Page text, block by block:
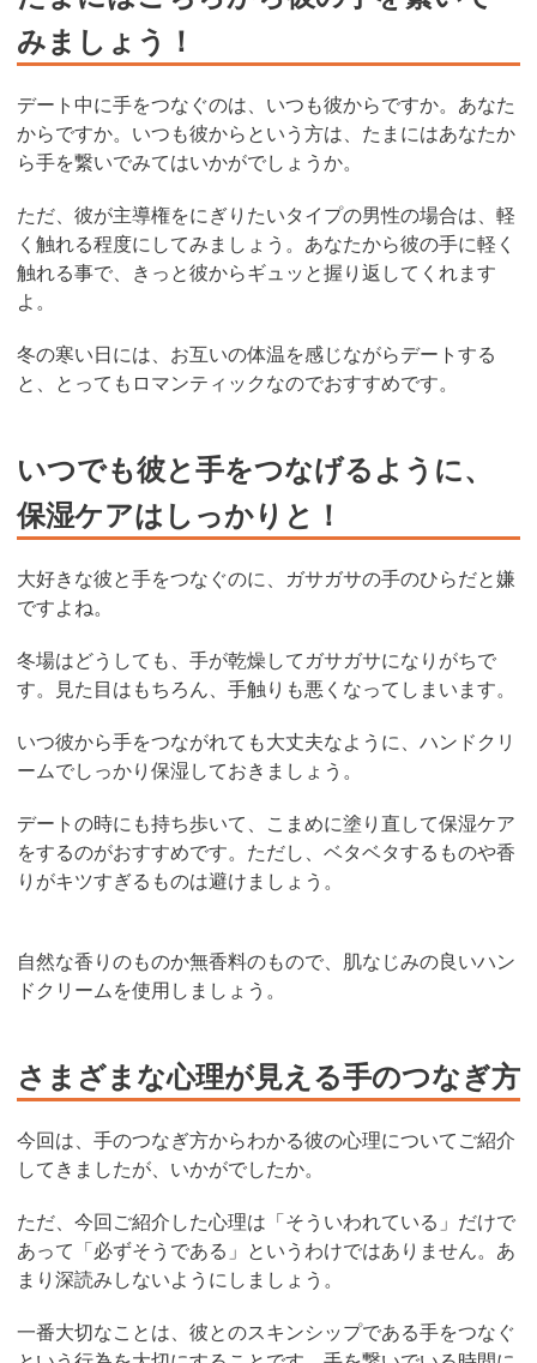
みましょう！
デート中に手をつなぐのは、いつも彼からですか。あなた
からですか。いつも彼からという方は、たまにはあなたか
ら手を繋いでみてはいかがでしょうか。
ただ、彼が主導権をにぎりたいタイプの男性の場合は、軽
く触れる程度にしてみましょう。あなたから彼の手に軽く
触れる事で、きっと彼からギュッと握り返してくれます
よ。
冬の寒い日には、お互いの体温を感じながらデートする
と、とってもロマンティックなのでおすすめです。
いつでも彼と手をつなげるように、
保湿ケアはしっかりと！
大好きな彼と手をつなぐのに、ガサガサの手のひらだと嫌
ですよね。
冬場はどうしても、手が乾燥してガサガサになりがちで
す。見た目はもちろん、手触りも悪くなってしまいます。
いつ彼から手をつながれても大丈夫なように、ハンドクリ
ームでしっかり保湿しておきましょう。
デートの時にも持ち歩いて、こまめに塗り直して保湿ケア
をするのがおすすめです。ただし、ベタベタするものや香
りがキツすぎるものは避けましょう。
自然な香りのものか無香料のもので、肌なじみの良いハン
ドクリームを使用しましょう。
さまざまな心理が見える手のつなぎ方
今回は、手のつなぎ方からわかる彼の心理についてご紹介
してきましたが、いかがでしたか。
ただ、今回ご紹介した心理は「そういわれている」だけで
あって「必ずそうである」というわけではありません。あ
まり深読みしないようにしましょう。
一番大切なことは、彼とのスキンシップである手をつなぐ